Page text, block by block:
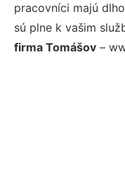
pracovníci majú
sú plne k vašim
firma Tomášov –